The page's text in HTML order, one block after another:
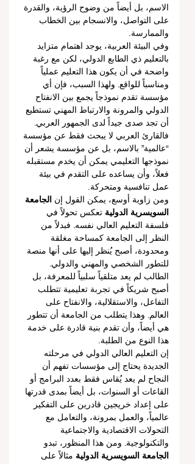
الاسم، بل أيضاً من وضوح الرؤية، والقدرة
على التواصل، والانسجام بين الخطاب
والممارسة.
وفي البيئة العربية، يوجد اهتمام متزايد
بالتعليم ذي الطابع الدولي، لكن مع رغبة
واضحة في أن يكون هذا التعليم عملياً
ومناسباً للواقع. ولهذا السبب، فإن أي
مؤسسة تقدم نموذجاً يجمع بين الانفتاح
الدولي والمرونة والارتباط المهني تستطيع
أن تجد صدى جيداً لدى الجمهور العربي.
فالقارئ العربي لا يبحث فقط عن مؤسسة
“عالمية” بالاسم، بل عن مؤسسة يشعر أن
نموذجها التعليمي يمكن أن يخدم مستقبله
فعلاً، وأن يساعده على التقدم في بيئة
عمل تنافسية ومتحركة.
ومن زاوية أوسع، يمكن القول إن الجامعة
السويسرية الدولية تعكس تحولاً في
فلسفة التعليم العالي نفسه. فبدلاً من
النظر إلى الجامعة كمساحة مغلقة
ومحدودة، أصبح يُنظر إليها على أنها منصة
للتطور الشخصي والمهني والدولي.
الطالب لم يعد متلقياً سلبياً للمعرفة، بل
أصبح شريكاً في تجربة تعليمية تتطلب
التفاعل، والاستقلالية، والانفتاح على
العالم. وهذا يتطلب من الجامعة أن تتطور
هي أيضاً، وأن تقدم بنية قادرة على خدمة
هذا النوع من الطلبة.
إن التعليم العالي الدولي في مرحلته
الجديدة يحتاج إلى مؤسسات تفهم أن
النجاح لم يعد يُقاس فقط بعدد البرامج أو
القاعات أو السنوات، بل أيضاً بمدى قدرتها
على إعداد خريجين قادرين على التفكير
عالمياً، والعمل بمرونة، والتعامل مع
التحولات الاقتصادية والاجتماعية
والتكنولوجية. ومن هذا المنظور، تبدو
الجامعة السويسرية الدولية مثالاً على